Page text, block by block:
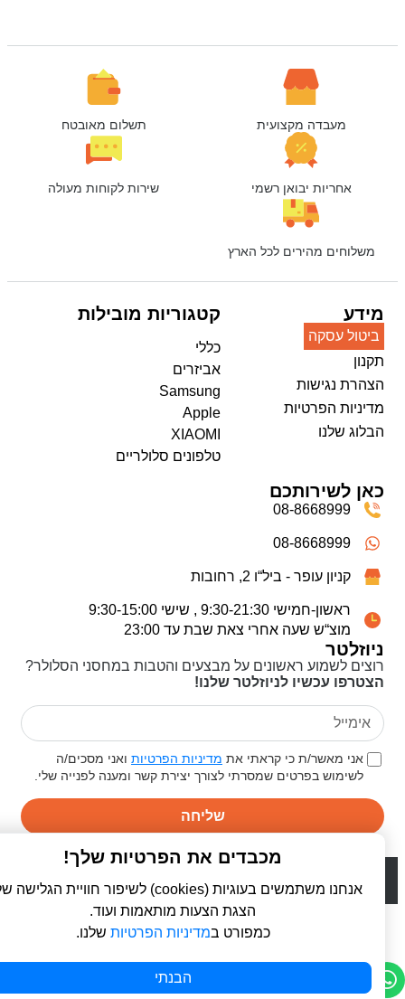
מעבדה מקצועית תשלום מאובטח
אחריות יבואן רשמי שירות לקוחות מעולה
משלוחים מהירים לכל הארץ
ניוזלטר
רוצים לשמוע ראשונים על מבצעים והטבות במחסני הסלולר?
הצטרפו עכשיו לניוזלטר שלנו!
אני מאשר/ת כי קראתי אתמדיניות הפרטיותואני מסכים/ה
לשימוש בפרטים שמסרתי לצורך יצירת קשר ומענה לפנייה שלי.
שליחה
מידע
ביטול עסקה
תקנון
הצהרת נגישות
מדיניות הפרטיות
הבלוג שלנו
קטגוריות מובילות
כללי
אביזרים
Samsung
Apple
XIAOMI
טלפונים סלולריים
כאן לשירותכם
08-8668999
08-8668999
קניון עופר - ביל“ו 2, רחובות
ראשון-חמישי 9:30-21:30 , שישי 9:30-15:00
מוצ“ש שעה אחרי צאת שבת עד 23:00
WebDigital | וובדיגיטל - עיצוב ובניית אתרים
מכבדים את הפרטיות שלך!
אנחנו משתמשים בעוגיות (cookies) לשיפור חוויית הגלישה שלך,
הצגת הצעות מותאמות ועוד.
כמפורט במדיניות הפרטיותשלנו.
הבנתי